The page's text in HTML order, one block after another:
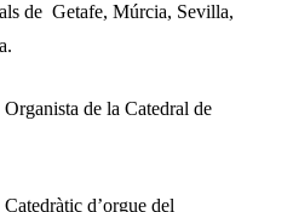
de Getafe, Múrcia, Sevilla,
Organista de la Catedral de
Catedràtic d’orgue del